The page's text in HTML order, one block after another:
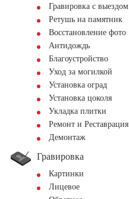
Гравировка с выездом
Ретушь на памятник
Восстановление фото
Антидождь
Благоустройство
Уход за могилкой
Установка оград
Установка цоколя
Укладка плитки
Ремонт и Реставрация
Демонтаж
Гравировка
Картинки
Лицевое